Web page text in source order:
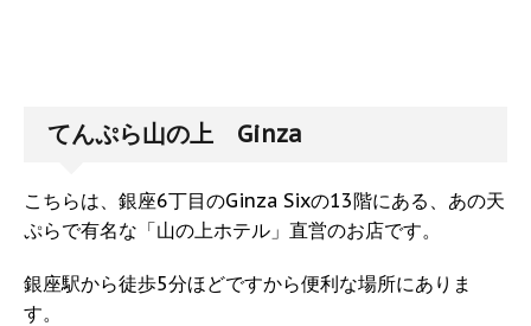
てんぷら山の上 Ginza
こちらは、銀座6丁目のGinza Sixの13階にある、あの天
ぷらで有名な「山の上ホテル」直営のお店です。
銀座駅から徒歩5分ほどですから便利な場所にありま
す。